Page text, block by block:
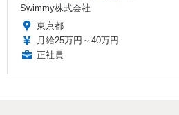
Swimmy株式会社
東京都
月給25万円～40万円
正社員